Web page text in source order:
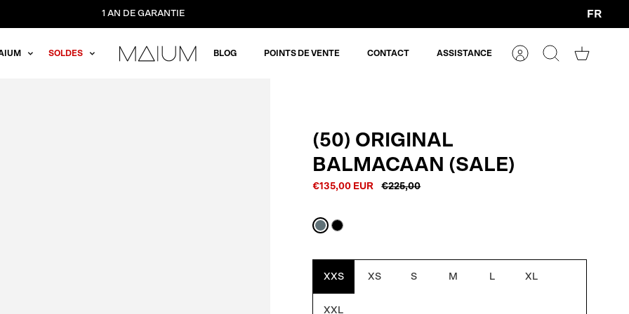
1 AN DE GARANTIE
Devise
FR
SOLDES BLOG POINTS DE VENTE CONTACT ASSISTANCE
CompteRechercher
Panier
(50) ORIGINAL
BALMACAAN (SALE)
€135,00 EUR €225,00
BleuNoir
XXS XS S M L XL
XXL